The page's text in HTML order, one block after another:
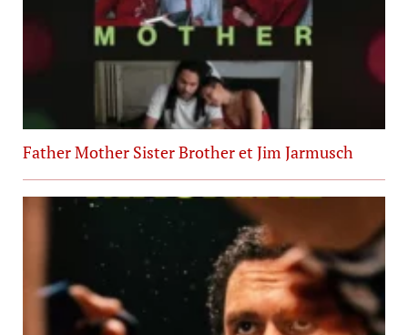
Father Mother Sister Brother et Jim Jarmusch